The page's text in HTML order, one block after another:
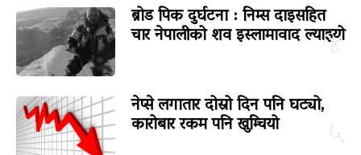
४
ब्रोड पिक दुर्घटना : निम्स दाइसहित
चार नेपालीको शव इस्लामावाद ल्याइयो
नेप्से लगातार दोस्रो दिन पनि घट्यो,
कारोबार रकम पनि खुम्चियो